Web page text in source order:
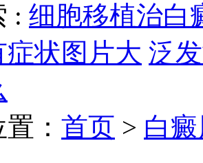
: 细胞移植治白
状图片大 泛
： 首页 > 白